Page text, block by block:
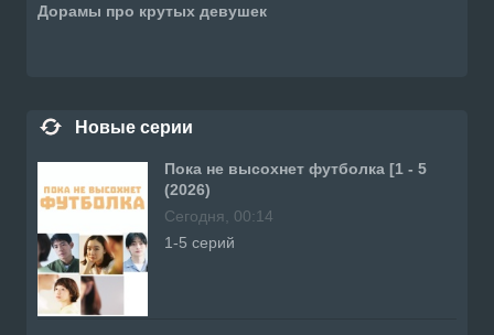
Дорамы про крутых девушек
Новые серии
Пока не высохнет футболка [1 - 5
(2026)
Сегодня, 00:14
1-5 серий